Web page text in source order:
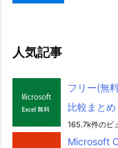
人気記事
フリー(無
比較まとめ
165.7k件のビ
Microsoft